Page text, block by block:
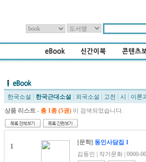
한국소설 한국근대소설 외국소설 고전 시 이론
상품 리스트 - 총 1종 (5권) 이 검색되었습니다.
1 [문학] 동인사담집 1
김동인 | 작가문화 | 0000-